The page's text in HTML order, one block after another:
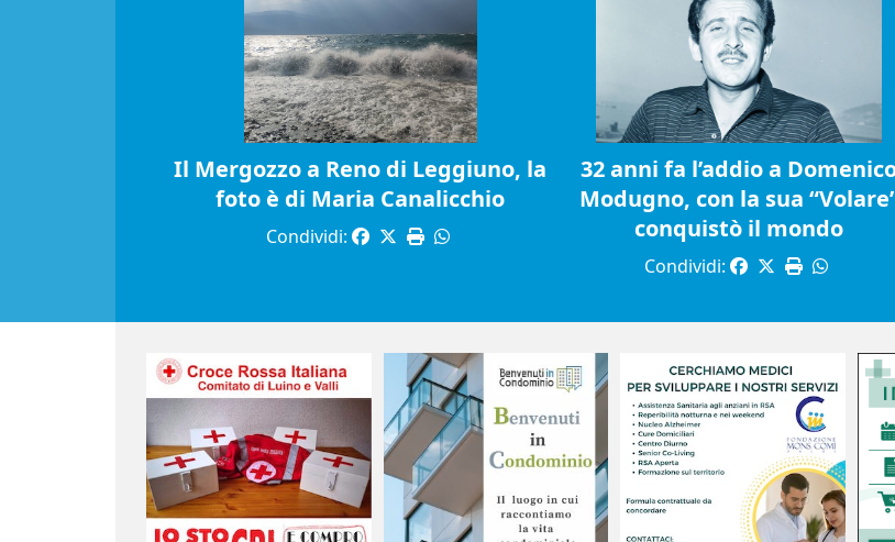
Il Mergozzo a Reno di Leggiuno, la
foto è di Maria Canalicchio
Condividi:
32 anni fa l’addio a
Modugno, con la sua
conquistò il mondo
Condividi: